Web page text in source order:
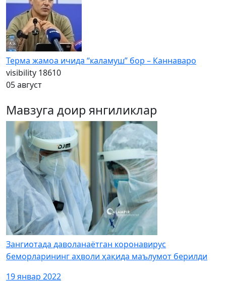
Терма жамоа ичида “каламуш” бор – Каннаваро
visibility 18610
05 август
Мавзуга доир янгиликлар
Зангиотада даволанаётган коронавирус
беморларининг аҳволи ҳақида маълумот берилди
19 январ 2022